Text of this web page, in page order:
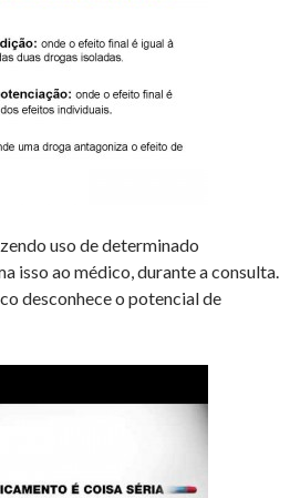
uso de determinado
isso ao médico, durante a consulta.
desconhece o potencial de